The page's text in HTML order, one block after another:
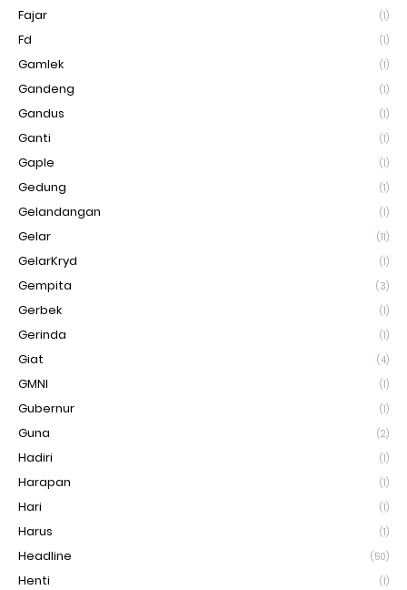
Fajar (1)
Fd (1)
Gamlek (1)
Gandeng (1)
Gandus (1)
Ganti (1)
Gaple (1)
Gedung (1)
Gelandangan (1)
Gelar (11)
GelarKryd (1)
Gempita (3)
Gerbek (1)
Gerinda (1)
Giat (4)
GMNI (1)
Gubernur (1)
Guna (2)
Hadiri (1)
Harapan (1)
Hari (1)
Harus (1)
Headline (50)
Henti (1)